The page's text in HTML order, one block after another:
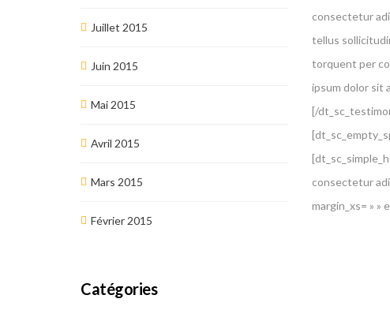
consectetur
tellus
torquent per
ipsum dolor sit
[/
consectetur
margin_xs= » »
Juillet 2015
Juin 2015
Mai 2015
Avril 2015
Mars 2015
Février 2015
Catégories